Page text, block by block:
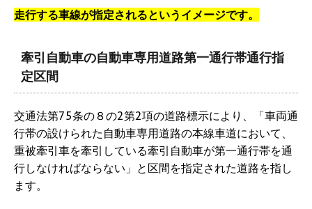
走行する車線が指定されるというイメージです。
牽引自動車の自動車専用道路第一通行帯通行指
定区間
交通法第75条の８の2第2項の道路標示により、「車両通
行帯の設けられた自動車専用道路の本線車道において、
重被牽引車を牽引している牽引自動車が第一通行帯を通
行しなければならない」と区間を指定された道路を指し
ます。